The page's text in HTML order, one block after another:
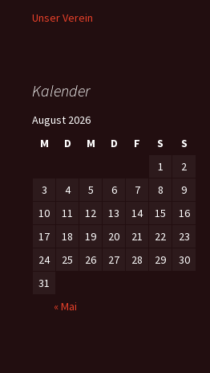
Unser Verein
Kalender
August 2026
M
D M D F S
S
1
2
3
4 5 6 7 8
9
10
11 12 13 14 15
16
17
18 19 20 21 22
23
24
25 26 27 28 29
30
31
« Mai